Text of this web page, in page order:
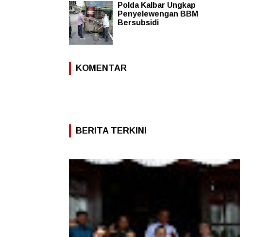
Polda Kalbar Ungkap
Penyelewengan BBM
Bersubsidi
KOMENTAR
BERITA TERKINI